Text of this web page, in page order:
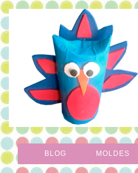
BLOG MOLDES